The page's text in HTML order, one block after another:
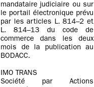
mandataire judiciaire ou sur
le portail électronique prévu
par les articles L. 814–2 et
L. 814–13 du code de
commerce dans les deux
mois de la publication au
BODACC.
IMO TRANS
Société par Actions